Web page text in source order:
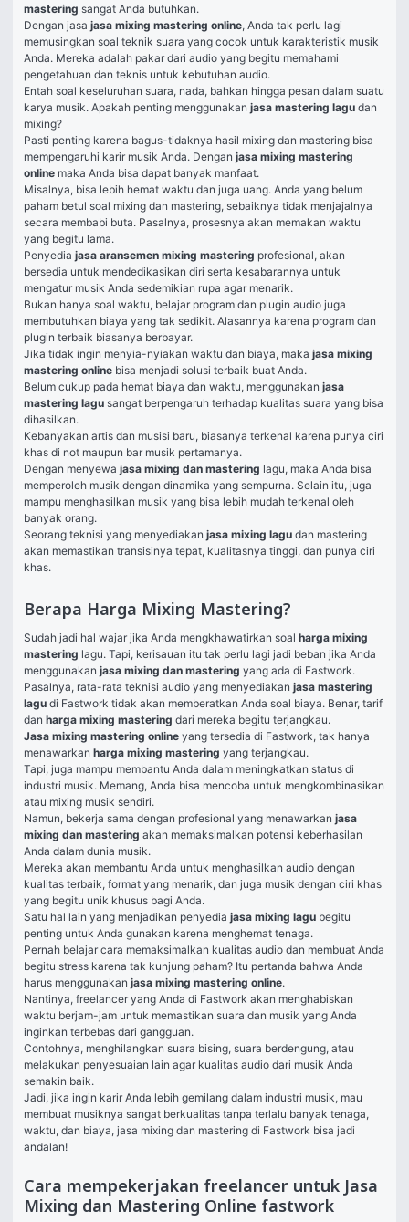
mastering sangat Anda butuhkan.
Dengan jasa jasa mixing mastering online, Anda tak perlu lagi
memusingkan soal teknik suara yang cocok untuk karakteristik musik
Anda. Mereka adalah pakar dari audio yang begitu memahami
pengetahuan dan teknis untuk kebutuhan audio.
Entah soal keseluruhan suara, nada, bahkan hingga pesan dalam suatu
karya musik. Apakah penting menggunakan jasa mastering lagu dan
mixing?
Pasti penting karena bagus-tidaknya hasil mixing dan mastering bisa
mempengaruhi karir musik Anda. Dengan jasa mixing mastering
online maka Anda bisa dapat banyak manfaat.
Misalnya, bisa lebih hemat waktu dan juga uang. Anda yang belum
paham betul soal mixing dan mastering, sebaiknya tidak menjajalnya
secara membabi buta. Pasalnya, prosesnya akan memakan waktu
yang begitu lama.
Penyedia jasa aransemen mixing mastering profesional, akan
bersedia untuk mendedikasikan diri serta kesabarannya untuk
mengatur musik Anda sedemikian rupa agar menarik.
Bukan hanya soal waktu, belajar program dan plugin audio juga
membutuhkan biaya yang tak sedikit. Alasannya karena program dan
plugin terbaik biasanya berbayar.
Jika tidak ingin menyia-nyiakan waktu dan biaya, maka jasa mixing
mastering online bisa menjadi solusi terbaik buat Anda.
Belum cukup pada hemat biaya dan waktu, menggunakan jasa
mastering lagu sangat berpengaruh terhadap kualitas suara yang bisa
dihasilkan.
Kebanyakan artis dan musisi baru, biasanya terkenal karena punya ciri
khas di not maupun bar musik pertamanya.
Dengan menyewa jasa mixing dan mastering lagu, maka Anda bisa
memperoleh musik dengan dinamika yang sempurna. Selain itu, juga
mampu menghasilkan musik yang bisa lebih mudah terkenal oleh
banyak orang.
Seorang teknisi yang menyediakan jasa mixing lagu dan mastering
akan memastikan transisinya tepat, kualitasnya tinggi, dan punya ciri
khas.
Berapa Harga Mixing Mastering?
Sudah jadi hal wajar jika Anda mengkhawatirkan soal harga mixing
mastering lagu. Tapi, kerisauan itu tak perlu lagi jadi beban jika Anda
menggunakan jasa mixing dan mastering yang ada di Fastwork.
Pasalnya, rata-rata teknisi audio yang menyediakan jasa mastering
lagu di Fastwork tidak akan memberatkan Anda soal biaya. Benar, tarif
dan harga mixing mastering dari mereka begitu terjangkau.
Jasa mixing mastering online yang tersedia di Fastwork, tak hanya
menawarkan harga mixing mastering yang terjangkau.
Tapi, juga mampu membantu Anda dalam meningkatkan status di
industri musik. Memang, Anda bisa mencoba untuk mengkombinasikan
atau mixing musik sendiri.
Namun, bekerja sama dengan profesional yang menawarkan jasa
mixing dan mastering akan memaksimalkan potensi keberhasilan
Anda dalam dunia musik.
Mereka akan membantu Anda untuk menghasilkan audio dengan
kualitas terbaik, format yang menarik, dan juga musik dengan ciri khas
yang begitu unik khusus bagi Anda.
Satu hal lain yang menjadikan penyedia jasa mixing lagu begitu
penting untuk Anda gunakan karena menghemat tenaga.
Pernah belajar cara memaksimalkan kualitas audio dan membuat Anda
begitu stress karena tak kunjung paham? Itu pertanda bahwa Anda
harus menggunakan jasa mixing mastering online.
Nantinya, freelancer yang Anda di Fastwork akan menghabiskan
waktu berjam-jam untuk memastikan suara dan musik yang Anda
inginkan terbebas dari gangguan.
Contohnya, menghilangkan suara bising, suara berdengung, atau
melakukan penyesuaian lain agar kualitas audio dari musik Anda
semakin baik.
Jadi, jika ingin karir Anda lebih gemilang dalam industri musik, mau
membuat musiknya sangat berkualitas tanpa terlalu banyak tenaga,
waktu, dan biaya, jasa mixing dan mastering di Fastwork bisa jadi
andalan!
Cara mempekerjakan freelancer untuk Jasa
Mixing dan Mastering Online fastwork